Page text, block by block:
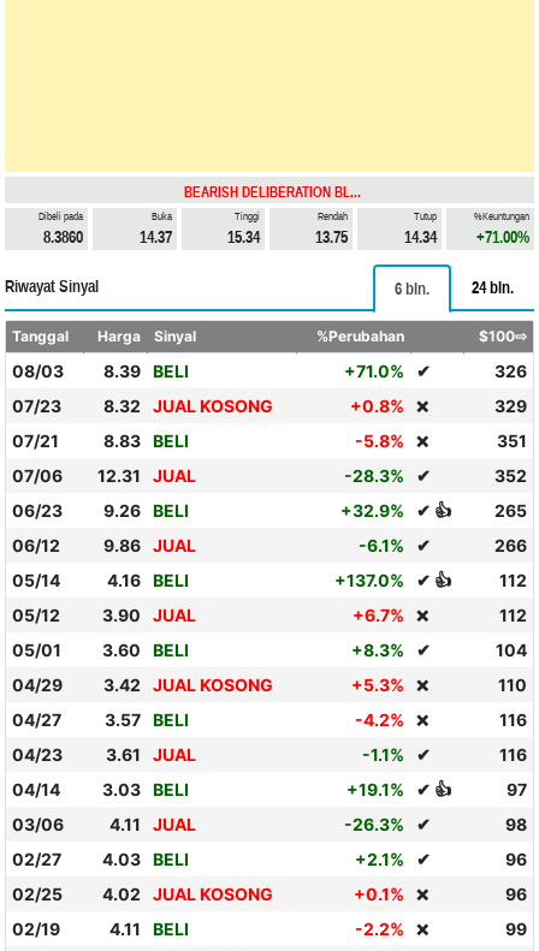
BEARISH DELIBERATION BL...
Dibeli pada
8.3860
Buka
14.37
Tinggi
15.34
Rendah
13.75
Tutup
14.34
%Keuntungan
+71.00%
Riwayat Sinyal 6 bln. 24 bln.
Tanggal Harga Sinyal %Perubahan $100⇨
08/03 8.39 BELI +71.0% ✔
326
07/23
8.32 JUAL KOSONG +0.8% ❌
329
07/21
8.83 BELI -5.8% ❌
351
07/06
12.31 JUAL -28.3% ✔
352
06/23
9.26 BELI +32.9% ✔ 👍
265
06/12
9.86 JUAL -6.1% ✔
266
05/14
4.16 BELI +137.0% ✔ 👍
112
05/12
3.90 JUAL +6.7% ❌
112
05/01
3.60 BELI +8.3% ✔
104
04/29
3.42 JUAL KOSONG +5.3% ❌
110
04/27
3.57 BELI -4.2% ❌
116
04/23
3.61 JUAL -1.1% ✔
116
04/14
3.03 BELI +19.1% ✔ 👍
97
03/06
4.11 JUAL -26.3% ✔
98
02/27
4.03 BELI +2.1% ✔
96
02/25
4.02 JUAL KOSONG +0.1% ❌
96
02/19
4.11 BELI -2.2% ❌
99